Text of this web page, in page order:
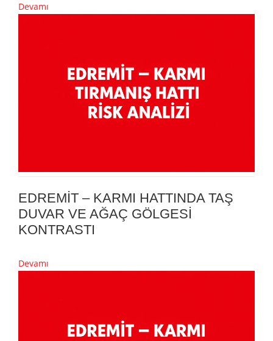
Devamı
EDREMİT – KARMI HATTINDA TAŞ
DUVAR VE AĞAÇ GÖLGESİ
KONTRASTI
Devamı